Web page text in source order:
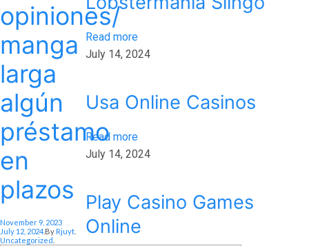
opiniones/
manga
larga
algún
préstamo
en
plazos
Posted On
November 9, 2023
July 12, 2024 By Rjuyt Posted In
Uncategorized
Read more
July 14, 2024
Usa Online Casinos
Read more
July 14, 2024
Play Casino Games
Online